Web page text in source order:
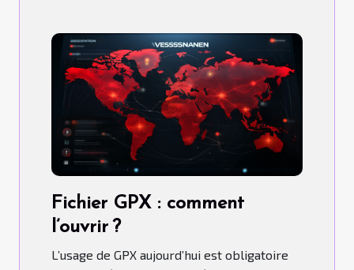
Fichier GPX : comment
l’ouvrir ?
L’usage de GPX aujourd’hui est obligatoire